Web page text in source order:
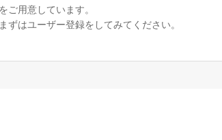
ご用意しています。
ずはユーザー登録をしてみてください。